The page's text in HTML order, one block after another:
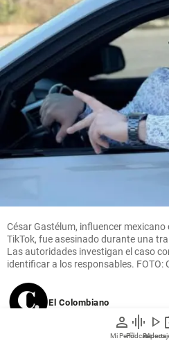
person
Mi Perfil
graphic_eq
Pódcast
play_arrow
Videos
César Gastélum, influencer
TikTok, fue asesinado durante una
Las autoridades investigan el caso
identificar a los responsables. FOTO:
El Colombiano